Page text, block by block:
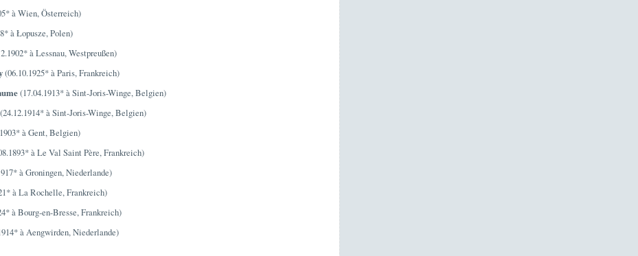
à Wien, Österreich)
à Łopusze, Polen)
à Lessnau, Westpreußen)
(06.10.1925* à Paris, Frankreich)
(17.04.1913* à Sint-Joris-Winge, Belgien)
(24.12.1914* à Sint-Joris-Winge, Belgien)
à Gent, Belgien)
à Le Val Saint Père, Frankreich)
à Groningen, Niederlande)
à La Rochelle, Frankreich)
à Bourg-en-Bresse, Frankreich)
à Aengwirden, Niederlande)